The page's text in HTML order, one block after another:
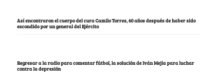
Así encontraron el cuerpo del cura Camilo Torres, 60 años después de haber sido
escondido por un general del Ejército
Regresar a la radio para comentar fútbol, la solución de Iván Mejía para luchar
contra la depresión